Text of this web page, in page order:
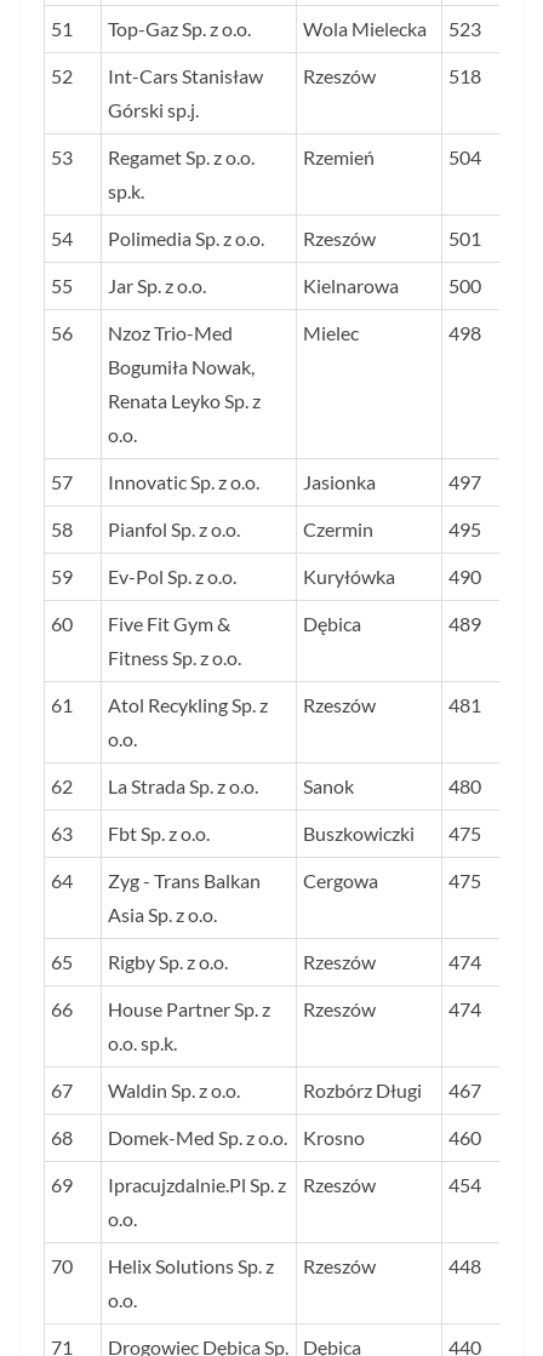
51 Top-Gaz Sp. z o.o. Wola Mielecka 523
52
Int-Cars Stanisław
Górski sp.j.
Rzeszów 518
53
Regamet Sp. z o.o.
sp.k.
Rzemień 504
54 Polimedia Sp. z o.o. Rzeszów 501
55 Jar Sp. z o.o. Kielnarowa 500
56
Nzoz Trio-Med
Bogumiła Nowak,
Renata Leyko Sp. z
o.o.
Mielec 498
57 Innovatic Sp. z o.o. Jasionka 497
58 Pianfol Sp. z o.o. Czermin 495
59 Ev-Pol Sp. z o.o. Kuryłówka 490
60
Five Fit Gym &
Fitness Sp. z o.o.
Dębica 489
61
Atol Recykling Sp. z
o.o.
Rzeszów 481
62 La Strada Sp. z o.o. Sanok 480
63 Fbt Sp. z o.o. Buszkowiczki 475
64
Zyg - Trans Balkan
Asia Sp. z o.o.
Cergowa 475
65 Rigby Sp. z o.o. Rzeszów 474
66
House Partner Sp. z
o.o. sp.k.
Rzeszów 474
67 Waldin Sp. z o.o. Rozbórz Długi 467
68 Domek-Med Sp. z o.o. Krosno 460
69
Ipracujzdalnie.Pl Sp. z
o.o.
Rzeszów 454
70
Helix Solutions Sp. z
o.o.
Rzeszów 448
71 Drogowiec Dębica Sp. Dębica 440